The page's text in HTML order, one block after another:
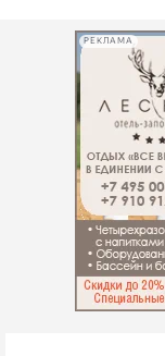
РЕКЛАМА